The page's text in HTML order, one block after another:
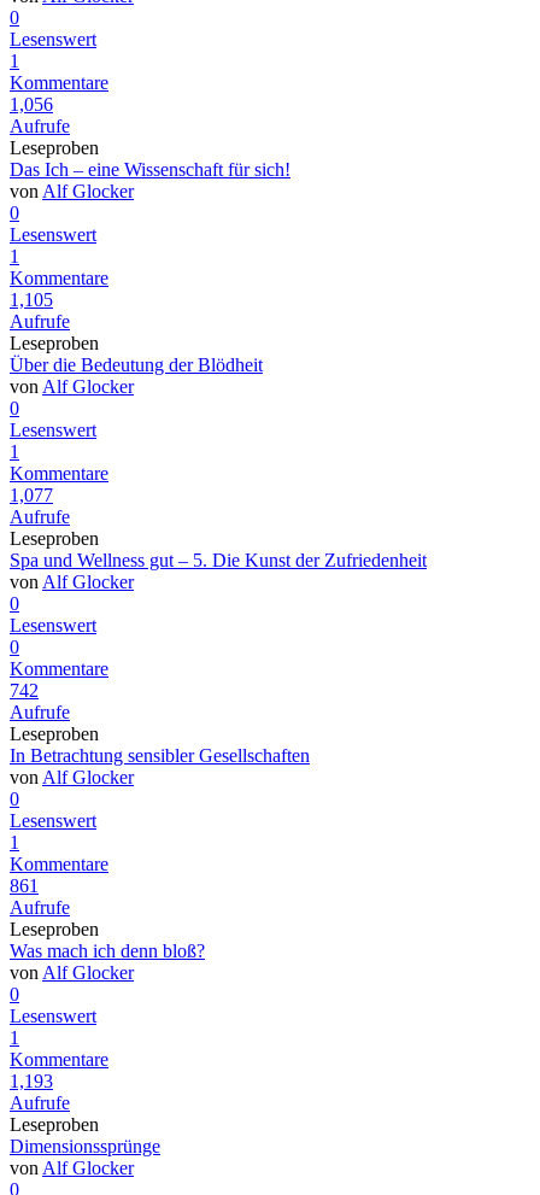
0
Lesenswert
1
Kommentare
1,056
Aufrufe
Leseproben
Das Ich – eine Wissenschaft für sich!
von Alf Glocker
0
Lesenswert
1
Kommentare
1,105
Aufrufe
Leseproben
Über die Bedeutung der Blödheit
von Alf Glocker
0
Lesenswert
1
Kommentare
1,077
Aufrufe
Leseproben
Spa und Wellness gut – 5. Die Kunst der Zufriedenheit
von Alf Glocker
0
Lesenswert
0
Kommentare
742
Aufrufe
Leseproben
In Betrachtung sensibler Gesellschaften
von Alf Glocker
0
Lesenswert
1
Kommentare
861
Aufrufe
Leseproben
Was mach ich denn bloß?
von Alf Glocker
0
Lesenswert
1
Kommentare
1,193
Aufrufe
Leseproben
Dimensionssprünge
von Alf Glocker
0